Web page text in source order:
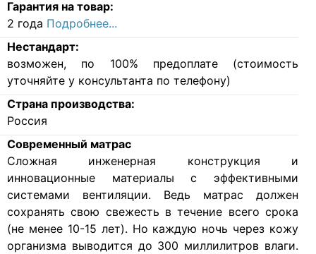
Гарантия на товар:
2 года Подробнее...
Нестандарт:
возможен, по 100% предоплате (стоимость
уточняйте у консультанта по телефону)
Страна производства:
Россия
Современный матрас
Cложная инженерная конструкция и
инновационные материалы с эффективными
системами вентиляции. Ведь матрас должен
сохранять свою свежесть в течение всего срока
(не менее 10-15 лет). Но каждую ночь через кожу
организма выводится до 300 миллилитров влаги.